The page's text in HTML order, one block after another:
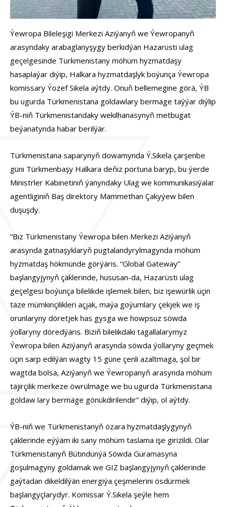
Ýewropa Bileleşigi Merkezi Aziýanyň we Ýewropanyň
arasyndaky arabaglanyşygy berkidýän Hazarüsti ulag
geçelgesinde Türkmenistany möhüm hyzmatdaşy
hasaplaýar diýip, Halkara hyzmatdaşlyk boýunça Ýewropa
komissary Ýozef Sikela aýtdy. Onuň bellemegine görä, ÝB
bu ugurda Türkmenistana goldawlary bermäge taýýar diýlip
ÝB-niň Türkmenistandaky wekilhanasynyň metbugat
beýanatynda habar berilýär.
Türkmenistana saparynyň dowamynda Ý.Sikela çarşenbe
güni Türkmenbaşy Halkara deňiz portuna baryp, bu ýerde
Ministrler Kabinetiniň ýanyndaky Ulag we kommunikasiýalar
agentliginiň Baş direktory Mämmethan Çakyýew bilen
duşuşdy.
“Biz Türkmenistany Ýewropa bilen Merkezi Aziýanyň
arasynda gatnaşyklaryň pugtalandyrylmagynda möhüm
hyzmatdaş hökmünde görýäris. “Global Gateway”
başlangyjynyň çäklerinde, hususan-da, Hazarüsti ulag
geçelgesi boýunça bilelikde işlemek bilen, biz işewürlik üçin
täze mümkinçilikleri açjak, maýa goýumlary çekjek we iş
orunlaryny döretjek has gysga we howpsuz söwda
ýollaryny döredýäris. Biziň bilelikdäki tagallalarymyz
Ýewropa bilen Aziýanyň arasynda söwda ýollaryny geçmek
üçin sarp edilýän wagty 15 güne çenli azaltmaga, şol bir
wagtda bolsa, Aziýanyň we Ýewropanyň arasynda möhüm
täjirçilik merkeze öwrülmäge we bu ugurda Türkmenistana
goldaw lary bermäge gönükdirilendir” diýip, ol aýtdy.
ÝB-niň we Türkmenistanyň özara hyzmatdaşlygynyň
çäklerinde eýýäm iki sany möhüm taslama işe girizildi. Olar
Türkmenistanyň Bütindünýä Söwda Guramasyna
goşulmagyny goldamak we GIZ başlangyjynyň çäklerinde
gaýtadan dikeldilýän energiýa çeşmelerini ösdürmek
başlangyçlarydyr. Komissar Ý.Sikela şeýle hem